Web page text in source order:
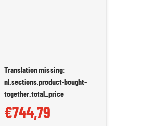
Translation missing:
nl.sections.product-bought-
together.total_price
€744,79